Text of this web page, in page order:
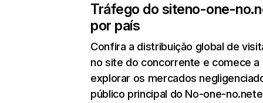
Tráfego do siteno-one-
por país
Confira a distribuição global de
no site do concorrente e comece a
explorar os mercados
público principal do No-one-